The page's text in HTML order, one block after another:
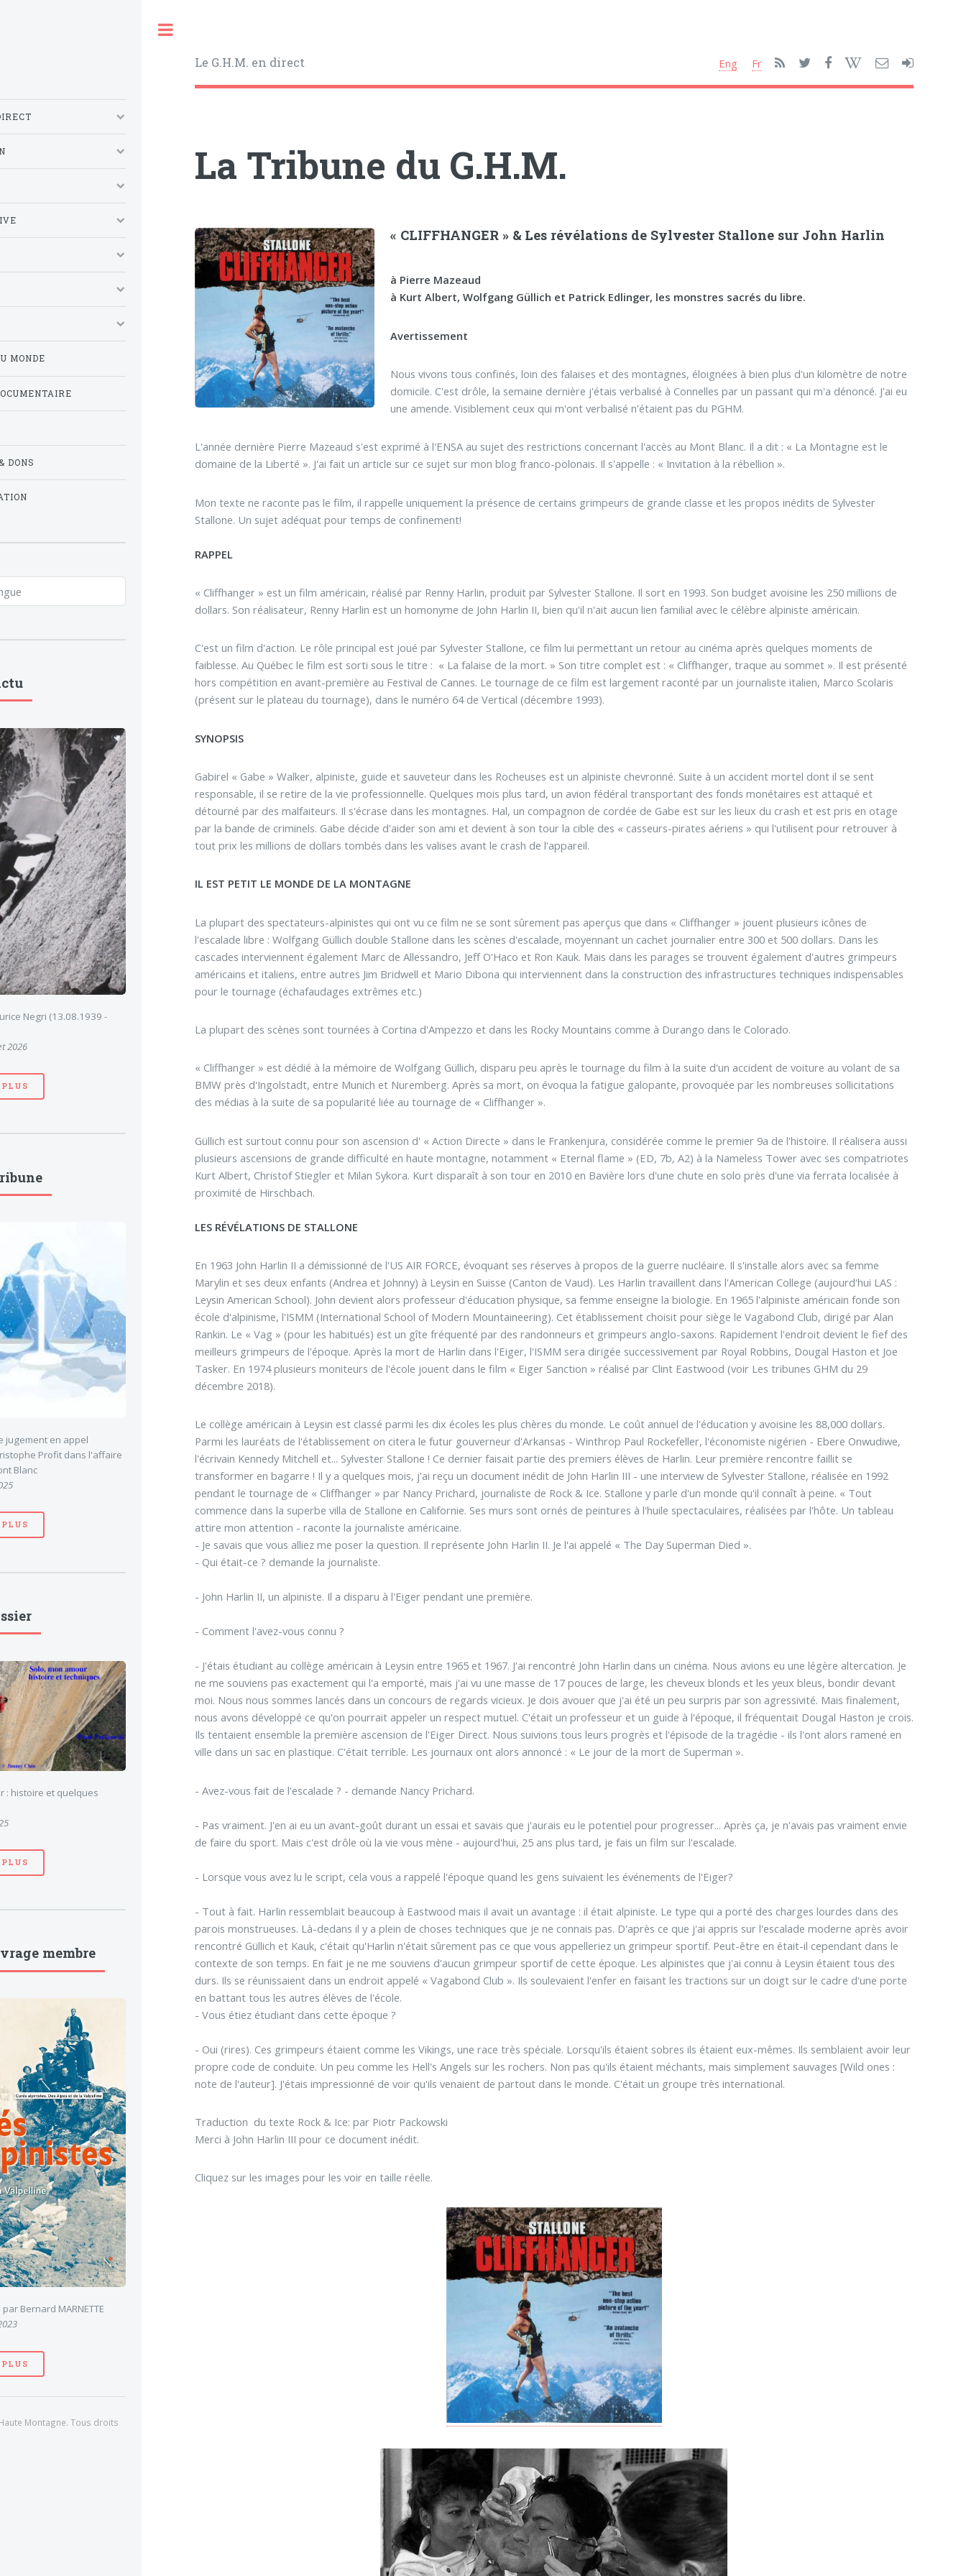
Le G.H.M. en direct Eng Fr
La Tribune du G.H.M.
« CLIFFHANGER » & Les révélations de Sylvester Stallone sur John Harlin
à Pierre Mazeaud
à Kurt Albert, Wolfgang Güllich et Patrick Edlinger, les monstres sacrés du libre.
Avertissement
Nous vivons tous confinés, loin des falaises et des montagnes, éloignées à bien plus d'un kilomètre de notre
domicile. C'est drôle, la semaine dernière j'étais verbalisé à Connelles par un passant qui m'a dénoncé. J'ai eu
une amende. Visiblement ceux qui m'ont verbalisé n'étaient pas du PGHM.
L'année dernière Pierre Mazeaud s'est exprimé à l'ENSA au sujet des restrictions concernant l'accès au Mont Blanc. Il a dit : « La Montagne est le
domaine de la Liberté ». J'ai fait un article sur ce sujet sur mon blog franco-polonais. Il s'appelle : « Invitation à la rébellion ».
Mon texte ne raconte pas le film, il rappelle uniquement la présence de certains grimpeurs de grande classe et les propos inédits de Sylvester
Stallone. Un sujet adéquat pour temps de confinement!
RAPPEL
« Cliffhanger » est un film américain, réalisé par Renny Harlin, produit par Sylvester Stallone. Il sort en 1993. Son budget avoisine les 250 millions de
dollars. Son réalisateur, Renny Harlin est un homonyme de John Harlin II, bien qu'il n'ait aucun lien familial avec le célèbre alpiniste américain.
C'est un film d'action. Le rôle principal est joué par Sylvester Stallone, ce film lui permettant un retour au cinéma après quelques moments de
faiblesse. Au Québec le film est sorti sous le titre : « La falaise de la mort. » Son titre complet est : « Cliffhanger, traque au sommet ». Il est présenté
hors compétition en avant-première au Festival de Cannes. Le tournage de ce film est largement raconté par un journaliste italien, Marco Scolaris
(présent sur le plateau du tournage), dans le numéro 64 de Vertical (décembre 1993).
SYNOPSIS
Gabirel « Gabe » Walker, alpiniste, guide et sauveteur dans les Rocheuses est un alpiniste chevronné. Suite à un accident mortel dont il se sent
responsable, il se retire de la vie professionnelle. Quelques mois plus tard, un avion fédéral transportant des fonds monétaires est attaqué et
détourné par des malfaiteurs. Il s'écrase dans les montagnes. Hal, un compagnon de cordée de Gabe est sur les lieux du crash et est pris en otage
par la bande de criminels. Gabe décide d'aider son ami et devient à son tour la cible des « casseurs-pirates aériens » qui l'utilisent pour retrouver à
tout prix les millions de dollars tombés dans les valises avant le crash de l'appareil.
IL EST PETIT LE MONDE DE LA MONTAGNE
La plupart des spectateurs-alpinistes qui ont vu ce film ne se sont sûrement pas aperçus que dans « Cliffhanger » jouent plusieurs icônes de
l'escalade libre : Wolfgang Güllich double Stallone dans les scènes d'escalade, moyennant un cachet journalier entre 300 et 500 dollars. Dans les
cascades interviennent également Marc de Allessandro, Jeff O'Haco et Ron Kauk. Mais dans les parages se trouvent également d'autres grimpeurs
américains et italiens, entre autres Jim Bridwell et Mario Dibona qui interviennent dans la construction des infrastructures techniques indispensables
pour le tournage (échafaudages extrêmes etc.)
La plupart des scènes sont tournées à Cortina d'Ampezzo et dans les Rocky Mountains comme à Durango dans le Colorado.
« Cliffhanger » est dédié à la mémoire de Wolfgang Güllich, disparu peu après le tournage du film à la suite d'un accident de voiture au volant de sa
BMW près d'Ingolstadt, entre Munich et Nuremberg. Après sa mort, on évoqua la fatigue galopante, provoquée par les nombreuses sollicitations
des médias à la suite de sa popularité liée au tournage de « Cliffhanger ».
Güllich est surtout connu pour son ascension d' « Action Directe » dans le Frankenjura, considérée comme le premier 9a de l'histoire. Il réalisera aussi
plusieurs ascensions de grande difficulté en haute montagne, notamment « Eternal flame » (ED, 7b, A2) à la Nameless Tower avec ses compatriotes
Kurt Albert, Christof Stiegler et Milan Sykora. Kurt disparaît à son tour en 2010 en Bavière lors d'une chute en solo près d'une via ferrata localisée à
proximité de Hirschbach.
LES RÉVÉLATIONS DE STALLONE
En 1963 John Harlin II a démissionné de l'US AIR FORCE, évoquant ses réserves à propos de la guerre nucléaire. Il s'installe alors avec sa femme
Marylin et ses deux enfants (Andrea et Johnny) à Leysin en Suisse (Canton de Vaud). Les Harlin travaillent dans l'American College (aujourd'hui LAS :
Leysin American School). John devient alors professeur d'éducation physique, sa femme enseigne la biologie. En 1965 l'alpiniste américain fonde son
école d'alpinisme, l'ISMM (International School of Modern Mountaineering). Cet établissement choisit pour siège le Vagabond Club, dirigé par Alan
Rankin. Le « Vag » (pour les habitués) est un gîte fréquenté par des randonneurs et grimpeurs anglo-saxons. Rapidement l'endroit devient le fief des
meilleurs grimpeurs de l'époque. Après la mort de Harlin dans l'Eiger, l'ISMM sera dirigée successivement par Royal Robbins, Dougal Haston et Joe
Tasker. En 1974 plusieurs moniteurs de l'école jouent dans le film « Eiger Sanction » réalisé par Clint Eastwood (voir Les tribunes GHM du 29
décembre 2018).
Le collège américain à Leysin est classé parmi les dix écoles les plus chères du monde. Le coût annuel de l'éducation y avoisine les 88,000 dollars.
Parmi les lauréats de l'établissement on citera le futur gouverneur d'Arkansas - Winthrop Paul Rockefeller, l'économiste nigérien - Ebere Onwudiwe,
l'écrivain Kennedy Mitchell et... Sylvester Stallone ! Ce dernier faisait partie des premiers élèves de Harlin. Leur première rencontre faillit se
transformer en bagarre ! Il y a quelques mois, j'ai reçu un document inédit de John Harlin III - une interview de Sylvester Stallone, réalisée en 1992
pendant le tournage de « Cliffhanger » par Nancy Prichard, journaliste de Rock & Ice. Stallone y parle d'un monde qu'il connaît à peine. « Tout
commence dans la superbe villa de Stallone en Californie. Ses murs sont ornés de peintures à l'huile spectaculaires, réalisées par l'hôte. Un tableau
attire mon attention - raconte la journaliste américaine.
- Je savais que vous alliez me poser la question. Il représente John Harlin II. Je l'ai appelé « The Day Superman Died ».
- Qui était-ce ? demande la journaliste.
- John Harlin II, un alpiniste. Il a disparu à l'Eiger pendant une première.
- Comment l'avez-vous connu ?
- J'étais étudiant au collège américain à Leysin entre 1965 et 1967. J'ai rencontré John Harlin dans un cinéma. Nous avions eu une légère altercation. Je
ne me souviens pas exactement qui l'a emporté, mais j'ai vu une masse de 17 pouces de large, les cheveux blonds et les yeux bleus, bondir devant
moi. Nous nous sommes lancés dans un concours de regards vicieux. Je dois avouer que j'ai été un peu surpris par son agressivité. Mais finalement,
nous avons développé ce qu'on pourrait appeler un respect mutuel. C'était un professeur et un guide à l'époque, il fréquentait Dougal Haston je crois.
Ils tentaient ensemble la première ascension de l'Eiger Direct. Nous suivions tous leurs progrès et l'épisode de la tragédie - ils l'ont alors ramené en
ville dans un sac en plastique. C'était terrible. Les journaux ont alors annoncé : « Le jour de la mort de Superman ».
- Avez-vous fait de l'escalade ? - demande Nancy Prichard.
- Pas vraiment. J'en ai eu un avant-goût durant un essai et savais que j'aurais eu le potentiel pour progresser... Après ça, je n'avais pas vraiment envie
de faire du sport. Mais c'est drôle où la vie vous mène - aujourd'hui, 25 ans plus tard, je fais un film sur l'escalade.
- Lorsque vous avez lu le script, cela vous a rappelé l'époque quand les gens suivaient les événements de l'Eiger?
- Tout à fait. Harlin ressemblait beaucoup à Eastwood mais il avait un avantage : il était alpiniste. Le type qui a porté des charges lourdes dans des
parois monstrueuses. Là-dedans il y a plein de choses techniques que je ne connais pas. D'après ce que j'ai appris sur l'escalade moderne après avoir
rencontré Güllich et Kauk, c'était qu'Harlin n'était sûrement pas ce que vous appelleriez un grimpeur sportif. Peut-être en était-il cependant dans le
contexte de son temps. En fait je ne me souviens d'aucun grimpeur sportif de cette époque. Les alpinistes que j'ai connu à Leysin étaient tous des
durs. Ils se réunissaient dans un endroit appelé « Vagabond Club ». Ils soulevaient l'enfer en faisant les tractions sur un doigt sur le cadre d'une porte
en battant tous les autres élèves de l'école.
- Vous étiez étudiant dans cette époque ?
- Oui (rires). Ces grimpeurs étaient comme les Vikings, une race très spéciale. Lorsqu'ils étaient sobres ils étaient eux-mêmes. Ils semblaient avoir leur
propre code de conduite. Un peu comme les Hell's Angels sur les rochers. Non pas qu'ils étaient méchants, mais simplement sauvages [Wild ones :
note de l'auteur]. J'étais impressionné de voir qu'ils venaient de partout dans le monde. C'était un groupe très international.
Traduction du texte Rock & Ice: par Piotr Packowski
Merci à John Harlin III pour ce document inédit.
Cliquez sur les images pour les voir en taille réelle.
MONDE
DONS
Negri (13.08.1939 -
2026
PLUS
jugement en appel
Profit dans l'affaire
Blanc
PLUS
: histoire et quelques
PLUS
membre
Bernard MARNETTE
PLUS
Montagne. Tous droits